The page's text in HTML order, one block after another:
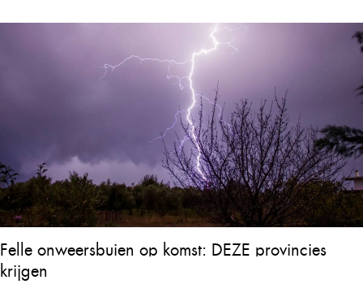
Felle onweersbuien op komst: DEZE provincies
krijgen straks als eerst de volle laag